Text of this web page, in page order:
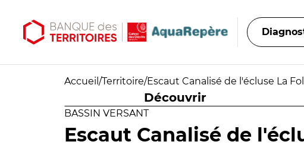
Accueil /Territoire/Escaut Canalisé de l'écluse La
Découvrir
BASSIN VERSANT
Escaut Canalisé de